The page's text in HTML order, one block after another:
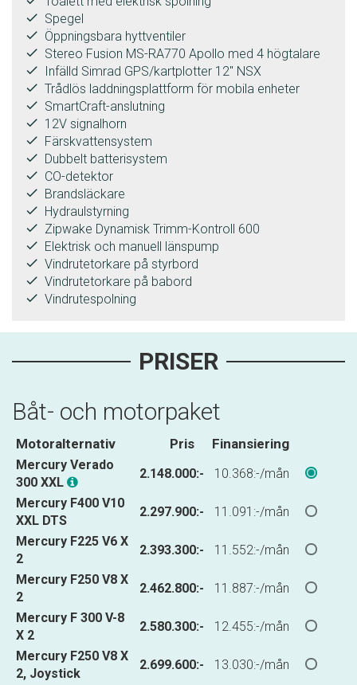
done Spegel
done Öppningsbara hyttventiler
done Stereo Fusion MS-RA770 Apollo med 4 högtalare
done Infälld Simrad GPS/kartplotter 12" NSX
done Trådlös laddningsplattform för mobila enheter
done SmartCraft-anslutning
done 12V signalhorn
done Färskvattensystem
done Dubbelt batterisystem
done CO-detektor
done Brandsläckare
done Hydraulstyrning
done Zipwake Dynamisk Trimm-Kontroll 600
done Elektrisk och manuell länspump
done Vindrutetorkare på styrbord
done Vindrutetorkare på babord
done Vindrutespolning
PRISER
Båt- och motorpaket
Motoralternativ Pris Finansiering
Mercury Verado
300 XXL
2.148.000:-
10.368:-/mån
Mercury F400 V10
XXL DTS
2.297.900:-
11.091:-/mån
Mercury F225 V6 X
2
2.393.300:-
11.552:-/mån
Mercury F250 V8 X
2
2.462.800:-
11.887:-/mån
Mercury F 300 V-8
X 2
2.580.300:-
12.455:-/mån
Mercury F250 V8 X
2, Joystick
2.699.600:-
13.030:-/mån